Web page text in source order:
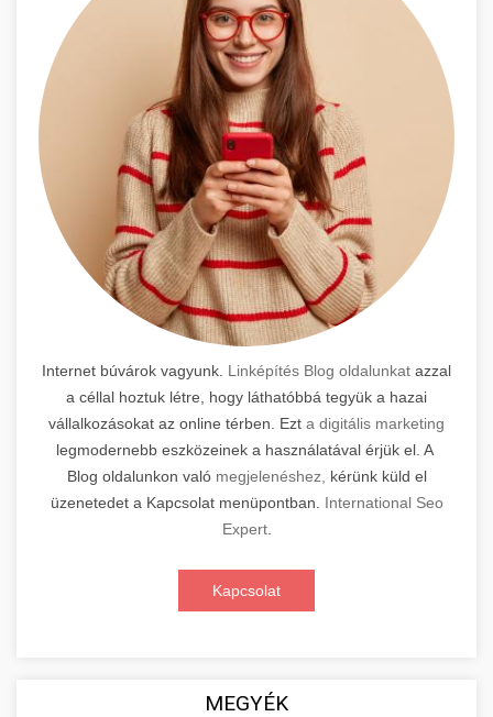
Internet búvárok vagyunk. Linképítés Blog oldalunkat azzal
a céllal hoztuk létre, hogy láthatóbbá tegyük a hazai
vállalkozásokat az online térben. Ezt a digitális marketing
legmodernebb eszközeinek a használatával érjük el. A
Blog oldalunkon való megjelenéshez,
kérünk küld el
üzenetedet a Kapcsolat menüpontban. International Seo
Expert.
Kapcsolat
MEGYÉK